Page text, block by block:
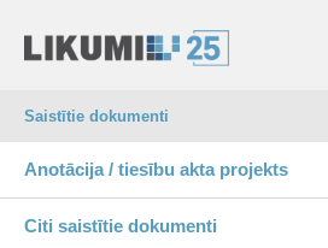
Saistītie dokumenti
Anotācija / tiesību akta projekts
Citi saistītie dokumenti